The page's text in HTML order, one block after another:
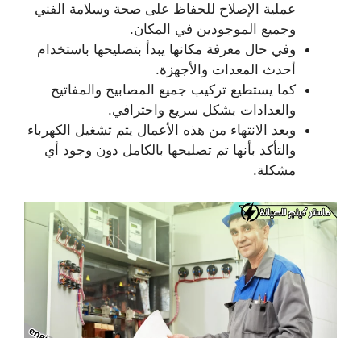
عملية الإصلاح للحفاظ على صحة وسلامة الفني
وجميع الموجودين في المكان.
وفي حال معرفة مكانها يبدأ بتصليحها باستخدام
أحدث المعدات والأجهزة.
كما يستطيع تركيب جميع المصابيح والمفاتيح
والعدادات بشكل سريع واحترافي.
وبعد الانتهاء من هذه الأعمال يتم تشغيل الكهرباء
والتأكد بأنها تم تصليحها بالكامل دون وجود أي
مشكلة.